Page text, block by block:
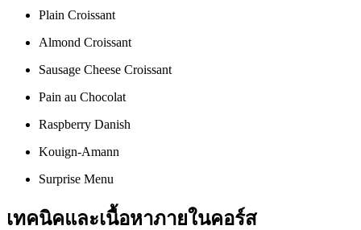
Plain Croissant
Almond Croissant
Sausage Cheese Croissant
Pain au Chocolat
Raspberry Danish
Kouign-Amann
Surprise Menu
เทคนิคและเนื้อหาภายในคอร์ส